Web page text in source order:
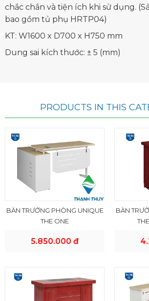
chắc chắn và tiện ích khi sử dụng.
bao gồm tủ phụ HRTP04)
KT: W1600 x D700 x H750 mm
Dung sai kích thước: ± 5 (mm)
PRODUCTS IN THIS
BÀN TRƯỞNG PHÒNG UNIQUE
THE ONE
5.850.000 đ
BÀN